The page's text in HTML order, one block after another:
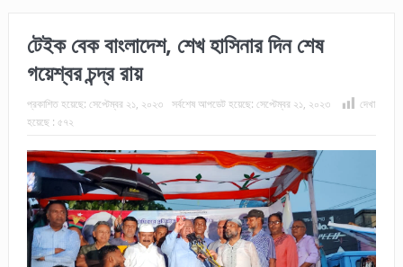
টেইক বেক বাংলাদেশ, শেখ হাসিনার দিন শেষ
গয়েশ্বর চন্দ্র রায়
প্রকাশিত হয়েছে: সেপ্টেম্বর ২১, ২০২৩ সর্বশেষ আপডেট হয়েছে: সেপ্টেম্বর ২১, ২০২৩
দেখা
হয়েছে : ৫৭২